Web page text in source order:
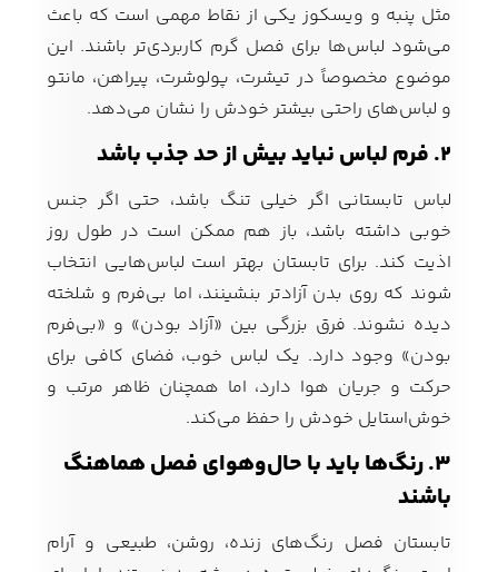
مثل پنبه و ویسکوز یکی از نقاط مهمی است که باعث
می‌شود لباس‌ها برای فصل گرم کاربردی‌تر باشند. این
موضوع مخصوصاً در تیشرت، پولوشرت، پیراهن، مانتو
و لباس‌های راحتی بیشتر خودش را نشان می‌دهد.
۲. فرم لباس نباید بیش از حد جذب باشد
لباس تابستانی اگر خیلی تنگ باشد، حتی اگر جنس
خوبی داشته باشد، باز هم ممکن است در طول روز
اذیت کند. برای تابستان بهتر است لباس‌هایی انتخاب
شوند که روی بدن آزادتر بنشینند، اما بی‌فرم و شلخته
دیده نشوند. فرق بزرگی بین «آزاد بودن» و «بی‌فرم
بودن» وجود دارد. یک لباس خوب، فضای کافی برای
حرکت و جریان هوا دارد، اما همچنان ظاهر مرتب و
خوش‌استایل خودش را حفظ می‌کند.
۳. رنگ‌ها باید با حال‌وهوای فصل هماهنگ
باشند
تابستان فصل رنگ‌های زنده، روشن، طبیعی و آرام